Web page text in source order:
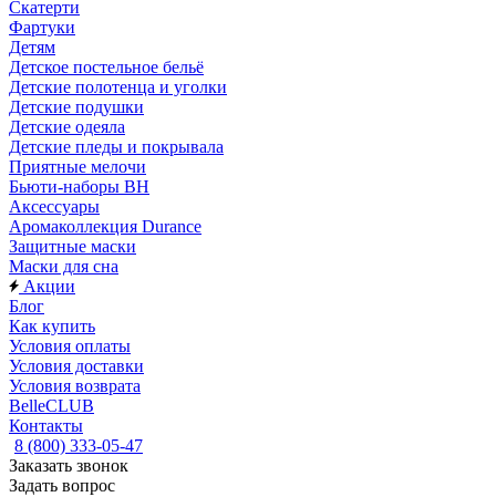
Скатерти
Фартуки
Детям
Детское постельное бельё
Детские полотенца и уголки
Детские подушки
Детские одеяла
Детские пледы и покрывала
Приятные мелочи
Бьюти-наборы ВН
Аксессуары
Аромаколлекция Durance
Защитные маски
Маски для сна
Акции
Блог
Как купить
Условия оплаты
Условия доставки
Условия возврата
BelleCLUB
Контакты
8 (800) 333-05-47
Заказать звонок
Задать вопрос